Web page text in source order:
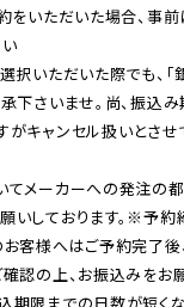
をいただいた場合、事
択いただいた際でも、
下さいませ。尚、振込
キャンセル扱いとさせ
メーカーへの発注の
いしております。※予約
客様へはご予約完了後
認の上、お振込みをお